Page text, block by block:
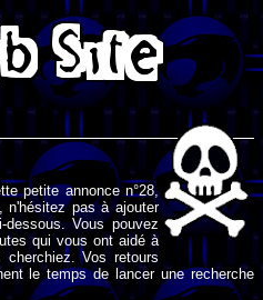
petite annonce n°28,
n'hésitez pas à ajouter
Vous pouvez
qui vous ont aidé à
Vos retours
le temps de lancer une recherche